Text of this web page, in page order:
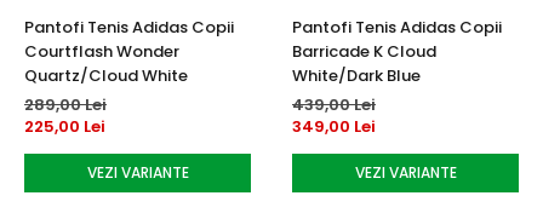
Pantofi Tenis Adidas Copii
Courtflash Wonder
Quartz/Cloud White
289,00 Lei
225,00 Lei
VEZI VARIANTE
Pantofi Tenis Adidas Copii
Barricade K Cloud
White/Dark Blue
439,00 Lei
349,00 Lei
VEZI VARIANTE